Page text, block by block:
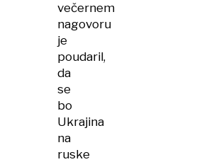
večernem
nagovoru
je
poudaril,
da
se
bo
Ukrajina
na
ruske